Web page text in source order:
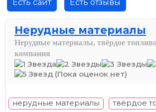
Есть сайт Есть отзывы
Нерудные материалы
Нерудные материалы, твёрдое
компания
(Пока оценок нет)
нерудные материалы
твёрдое